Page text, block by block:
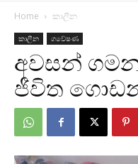
Home කාලීන
කාලීන ගවේෂණ
අවසන්
ජීවිත